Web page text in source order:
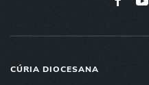
CÚRIA DIOCESANA